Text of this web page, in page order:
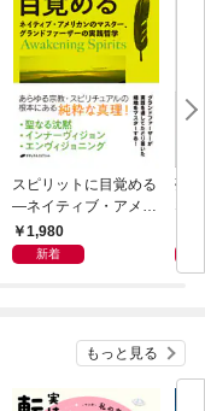
スピリットに目覚める
―ネイティブ・アメリ
カンのマスター、グラ
ンドファーザーの実践
1,980
新着
夢
な
もっと見る